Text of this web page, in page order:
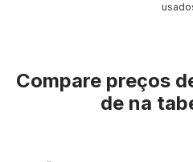
Compare preços
de na